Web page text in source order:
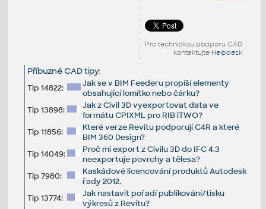
Pro technickou podporu CAD
kontaktujte Helpdesk
Příbuzné CAD tipy:
Tip 14822:
Jak se v BIM Feederu propíší elementy
obsahující lomítko nebo čárku?
Tip 13898:
Jak z Civil 3D vyexportovat data ve
formátu CPIXML pro RIB iTWO?
Tip 11856:
Které verze Revitu podporují C4R a které
BIM 360 Design?
Tip 14049:
Proč mi export z Civilu 3D do IFC 4.3
neexportuje povrchy a tělesa?
Tip 7980:
Kaskádové licencování produktů Autodesk
řady 2012.
Tip 13774:
Jak nastavit pořadí publikování/tisku
výkresů z Revitu?